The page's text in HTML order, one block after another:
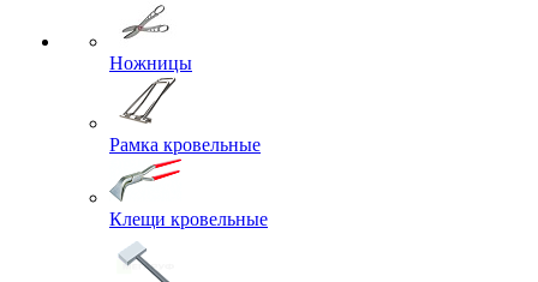
Ножницы
Рамка кровельные
Клещи кровельные